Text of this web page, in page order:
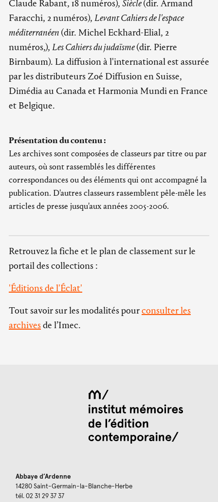
Claude Rabant, 18 numéros), Siècle(dir. Armand
Faracchi, 2 numéros), Levant Cahiers de l'espace
méditerranéen (dir. Michel Eckhard-Elial, 2
numéros,), Les Cahiers du judaïsme(dir. Pierre
Birnbaum). La diffusion à l'international est assurée
par les distributeurs Zoé Diffusion en Suisse,
Dimédia au Canada et Harmonia Mundi en France
et Belgique.
Présentation du contenu :
Les archives sont composées de classeurs par titre ou par
auteurs, où sont rassemblés les différentes
correspondances ou des éléments qui ont accompagné la
publication. D'autres classeurs rassemblent pêle-mêle les
articles de presse jusqu'aux années 2005-2006.
Retrouvez la fiche et le plan de classement sur le
portail des collections :
'Éditions de l'Éclat'
Tout savoir sur les modalités pourconsulter les
archivesde l’Imec.
Abbaye d’Ardenne
14280 Saint-Germain-la-Blanche-Herbe
tél. 02 31 29 37 37